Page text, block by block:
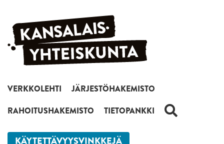
Siirry sisältöön
VERKKOLEHTI
JÄRJESTÖHAKEMISTO
RAHOITUSHAKEMISTO
TIETOPANKKI HAKU
KÄYTETTÄVYYSVINKKEJÄ